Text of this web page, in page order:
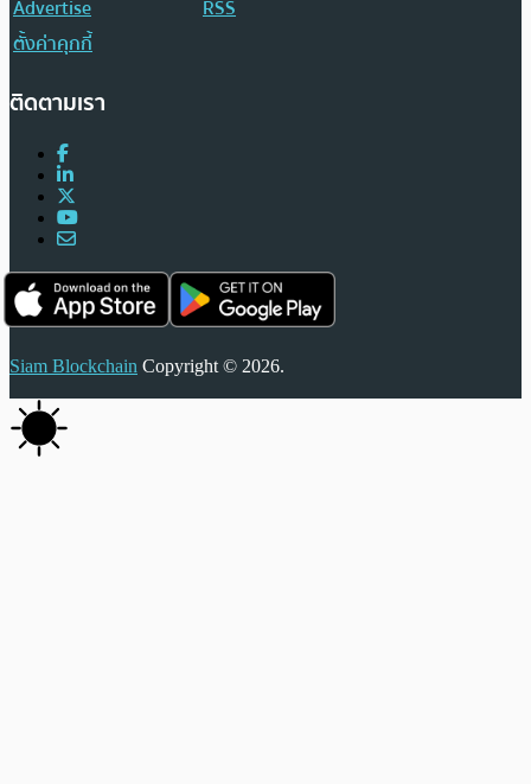
Advertise
RSS
ตั้งค่าคุกกี้
ติดตามเรา
Siam Blockchain Copyright © 2026.